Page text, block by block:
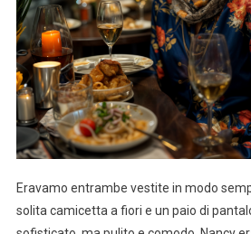
Eravamo entrambe vestite in modo
solita camicetta a fiori e un paio di